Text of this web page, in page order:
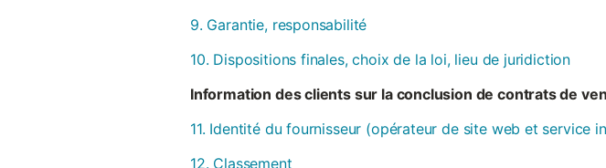
9. Garantie, responsabilité
10. Dispositions finales, choix de la loi, lieu de juridiction
Information des clients sur la conclusion de contrats de
11. Identité du fournisseur (opérateur de site web et service
12. Classement